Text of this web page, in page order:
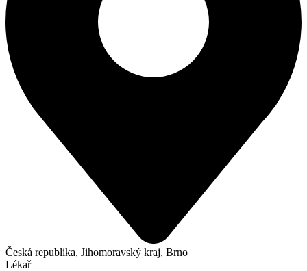
Česká republika, Jihomoravský kraj, Brno
Lékař